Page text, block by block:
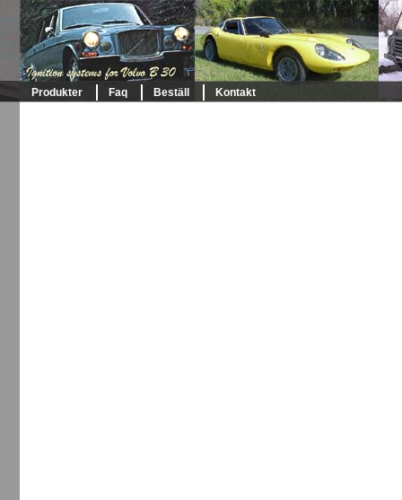
Produkter Faq Beställ Kontakt